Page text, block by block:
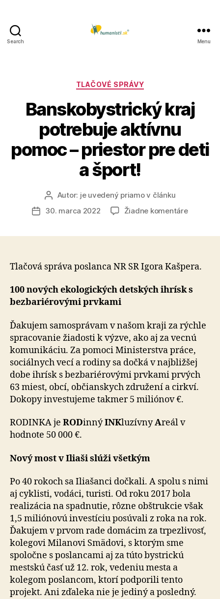
Search Menu
Kategórie
TLAČOVÉ SPRÁVY
Banskobystrický kraj
potrebuje aktívnu
pomoc – priestor pre deti
a šport!
Autor
článku
Autor: je uvedený priamo v článku
Dátum30. marca 2022 Žiadne komentárena
pomoc
priestor
šport!
Tlačová správa poslanca NR SR Igora Kašpera.
100 nových ekologických detských ihrísk s
bezbariérovými prvkami
Ďakujem samosprávam v našom kraji za rýchle
spracovanie žiadosti k výzve, ako aj za vecnú
komunikáciu. Za pomoci Ministerstva práce,
sociálnych vecí a rodiny sa dočká v najbližšej
dobe ihrísk s bezbariérovými prvkami prvých
63 miest, obcí, občianskych združení a cirkví.
Dokopy investujeme takmer 5 miliónov €.
RODINKA je RODinnýINKluzívnyAreál v
hodnote 50 000 €.
Nový most v Iliaši slúži všetkým
Po 40 rokoch sa Iliašanci dočkali. A spolu s nimi
aj cyklisti, vodáci, turisti. Od roku 2017 bola
realizácia na spadnutie, rôzne obštrukcie však
1,5 miliónovú investíciu posúvali z roka na rok.
Ďakujem v prvom rade domácim za trpezlivosť,
kolegovi Milanovi Smädovi, s ktorým sme
spoločne s poslancami aj za túto bystrickú
mestskú časť už 12. rok, vedeniu mesta a
kolegom poslancom, ktorí podporili tento
projekt. Ani zďaleka nie je jediný a posledný.